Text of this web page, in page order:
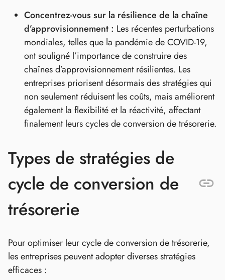
Concentrez-vous sur la résilience de la chaîne
d’approvisionnement : Les récentes perturbations
mondiales, telles que la pandémie de COVID-19,
ont souligné l’importance de construire des
chaînes d’approvisionnement résilientes. Les
entreprises priorisent désormais des stratégies qui
non seulement réduisent les coûts, mais améliorent
également la flexibilité et la réactivité, affectant
finalement leurs cycles de conversion de trésorerie.
Types de stratégies de
cycle de conversion de
trésorerie
Pour optimiser leur cycle de conversion de trésorerie,
les entreprises peuvent adopter diverses stratégies
efficaces :